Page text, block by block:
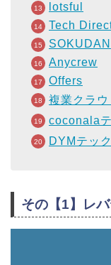
lotsful
Tech
SOKUDAN
Anycrew
Offers
複業クラウ
coconala
DYMテック
その【1】レ